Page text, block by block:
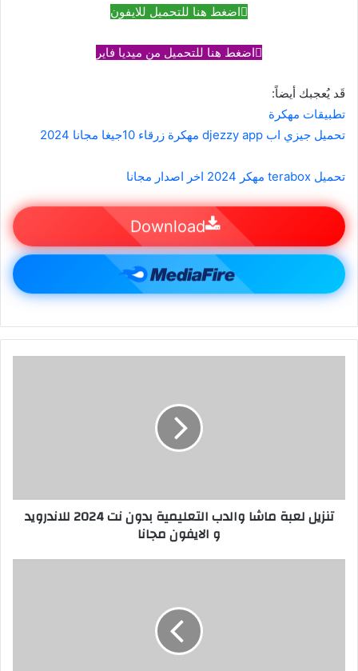
اضغط هنا للتحميل للايفون
اضغط هنا للتحميل من ميديا ​​فاير
قَد يُعجبك أيضاً:
تطبيقات مهكرة
تحميل جيزي اب djezzy app مهكرة زرقاء 10جيغا مجانا 2024
تحميل terabox مهكر 2024 اخر اصدار مجانا
Download
تنزيل لعبة ماشا والدب التعليمية بدون نت 2024 للاندرويد
و الايفون مجانا